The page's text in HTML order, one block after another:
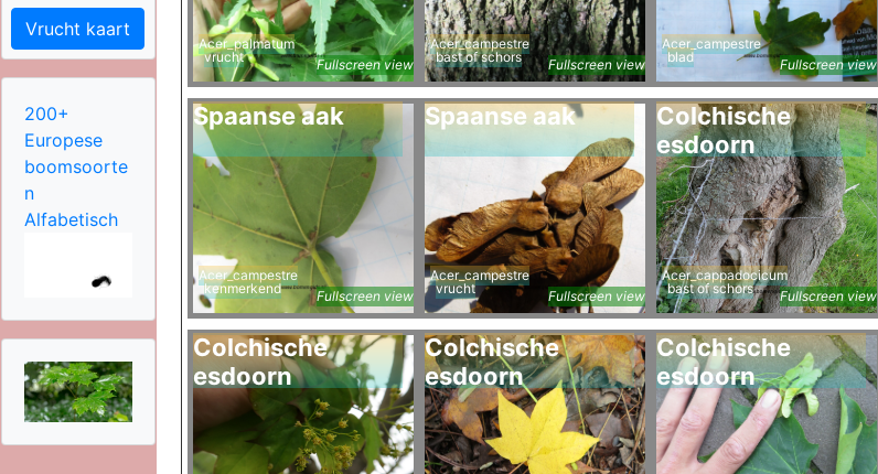
Vrucht kaart
200+
Europese
boomsoorte
n
Alfabetisch
Acer_palmatum
vrucht
Fullscreen view
Acer_campestre
bast of schors
Fullscreen view
Acer_campestre
blad
Fullscreen view
Spaanse aak
Acer_campestre
kenmerkend
Fullscreen view
Spaanse aak
Acer_campestre
vrucht
Fullscreen view
Colchische
esdoorn
Acer_cappadocicum
bast of schors
Fullscreen view
Colchische
esdoorn
Colchische
esdoorn
Colchische
esdoorn